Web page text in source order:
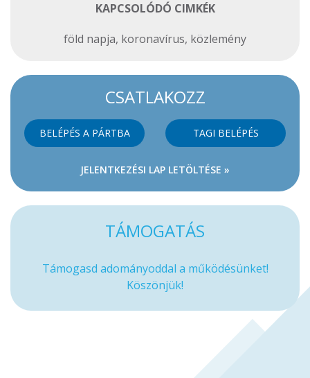
KAPCSOLÓDÓ CIMKÉK
föld napja, koronavírus, közlemény
CSATLAKOZZ
BELÉPÉS A PÁRTBA TAGI BELÉPÉS
JELENTKEZÉSI LAP LETÖLTÉSE »
TÁMOGATÁS
Támogasd adományoddal a működésünket!
Köszönjük!